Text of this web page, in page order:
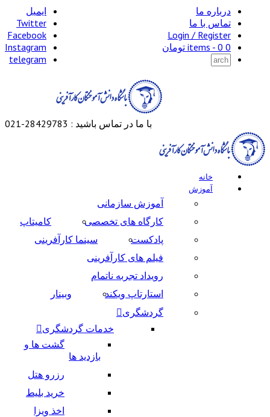
درباره ما
تماس با ما
Login / Register
0 items -
0 تومان
ایمیل
Twitter
Facebook
Instagram
telegram
با ما در تماس باشید : 28429783-021
خانه
آموزش
آموزش سازمانی
کارگاه های تخصصی
کامیتاپ
پادکست
سینما کارآفرینی
فیلم های کارآفرینی
رویداد تجربه ناتمام
استارتاپ ویکند
وبینار
گردشگری
خدمات گردشگری
گشت ها و
بازدید ها
رزرو هتل
خرید بلیط
اخذ ویزا